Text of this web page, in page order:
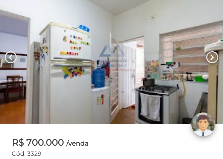
chevron_left chevron_right
R$ 700.000 /venda
Cód: 3329